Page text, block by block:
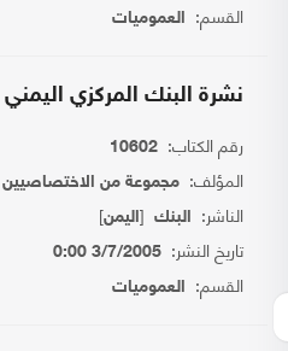
القسم: العموميات
نشرة البنك المركزي اليمني
رقم الكتاب: 10602
المؤلف: مجموعة من
الناشر: البنك [اليمن]
تاريخ النشر: 3/7/2005 0:00
القسم: العموميات